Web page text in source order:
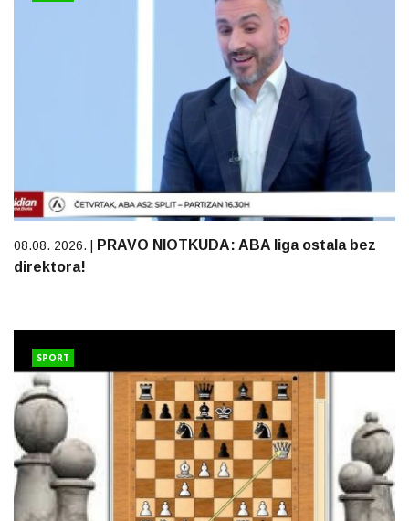
08.08. 2026. |
PRAVO NIOTKUDA: ABA liga ostala bez
direktora!
SPORT